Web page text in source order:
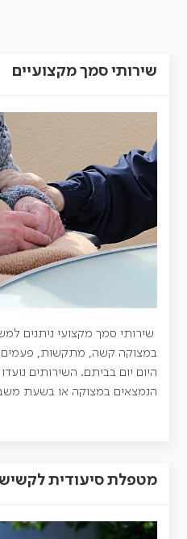
שירותי סמך מקצועיים
שירותי סמך מקצועי ניתנים
במצוקה קשה, מתקשות, פעמים
היום יום בביתם. השירותים
הנמצאים במצוקה או בשעת
מטפלת סיעודית